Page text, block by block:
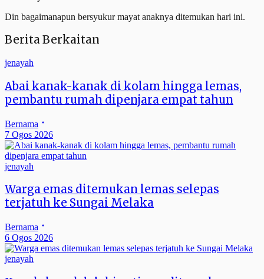
Din bagaimanapun bersyukur mayat anaknya ditemukan hari ini.
Berita Berkaitan
jenayah
Abai kanak-kanak di kolam hingga lemas,
pembantu rumah dipenjara empat tahun
Bernama
7 Ogos 2026
jenayah
Warga emas ditemukan lemas selepas
terjatuh ke Sungai Melaka
Bernama
6 Ogos 2026
jenayah